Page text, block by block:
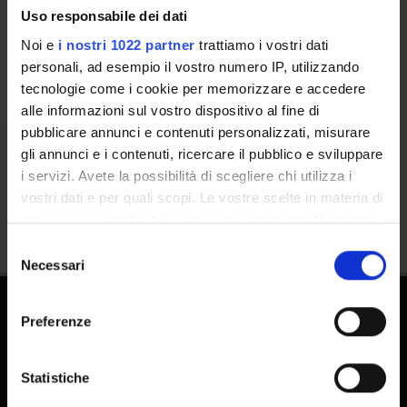
Uso responsabile dei dati
Noi e i nostri 1022 partner trattiamo i vostri dati
personali, ad esempio il vostro numero IP, utilizzando
tecnologie come i cookie per memorizzare e accedere
alle informazioni sul vostro dispositivo al fine di
pubblicare annunci e contenuti personalizzati, misurare
gli annunci e i contenuti, ricercare il pubblico e sviluppare
i servizi. Avete la possibilità di scegliere chi utilizza i
vostri dati e per quali scopi. Le vostre scelte in materia di
privacy sono applicabili solo su questa proprietà digitale
modificare o revocare il proprio consenso in qualsiasi
momento dalla Dichiarazione sui cookie o facendo clic
raccogliere informazioni sulla tua posizione
geografica, con un'approssimazione di qualche
delNecessari
Preferenze
Statistiche
Calendar
Share
PhD Programmes